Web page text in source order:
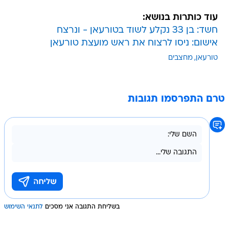
עוד כותרות בנושא:
חשד: בן 33 נקלע לשוד בטורעאן - ונרצח
אישום: ניסו לרצוח את ראש מועצת טורעאן
טורעאן מחצבים
טרם התפרסמו תגובות
בשליחת התגובה אני מסכים לתנאי השימוש